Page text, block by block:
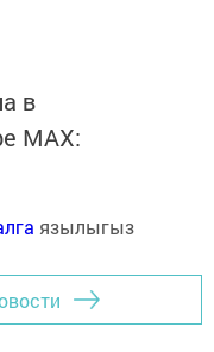
в
MАХ:
язылыгыз